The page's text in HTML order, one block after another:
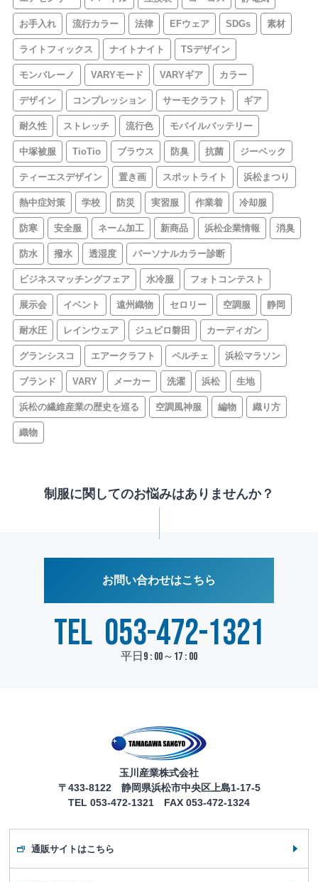
お手入れ 流行カラー 法律 EFウェア SDGs 素材
ライトフィックス ナイトナイト TSデザイン
モンバレーノ VARYモード VARYギア カラー
デザイン コンプレッション サーモクラフト ギア
耐久性 ストレッチ 流行色 モバイルバッテリー
中塚被服 TioTio ブラウス 防臭 抗菌 ジーベック
ティーエスデザイン 置き画 スポットライト 浜松まつり
熱中症対策 学校 防災 実習服 作業着 冷却服
防寒 安全服 ネーム加工 新商品 浜松企業情報 消臭
防水 撥水 透湿度 パーソナルカラー診断
ビジネスマッチングフェア 水冷服 フォトコンテスト
展示会 イベント 遠州織物 セロリー 空調服 静岡
耐水圧 レインウェア ジュビロ磐田 カーディガン
グランシスコ エアークラフト ペルチェ 浜松マラソン
ブランド VARY メーカー 洗濯 浜松 生地
浜松の繊維産業の歴史を巡る 空調風神服 編物 織り方
織物
制服に関してのお悩みはありませんか？
お問い合わせはこちら
TEL 053-472-1321
平日9 : 00～17 : 00
玉川産業株式会社
〒433-8122 静岡県浜松市中央区上島1-17-5
TEL 053-472-1321 FAX 053-472-1324
通販サイトはこちら